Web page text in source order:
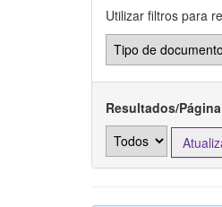
Utilizar filtros para
Resultados/Página